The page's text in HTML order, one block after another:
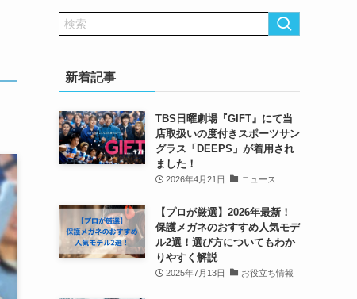
新着記事
TBS日曜劇場『GIFT』にて当
店取扱いの度付きスポーツサン
グラス「DEEPS」が着用され
ました！
2026年4月21日 ニュース
【プロが厳選】2026年最新！
保護メガネのおすすめ人気モデ
ル2選！選び方についてもわか
りやすく解説
2025年7月13日 お役立ち情報